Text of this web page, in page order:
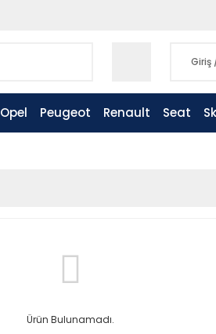
Giriş
Opel Peugeot Renault Seat
Ürün Bulunamadı.